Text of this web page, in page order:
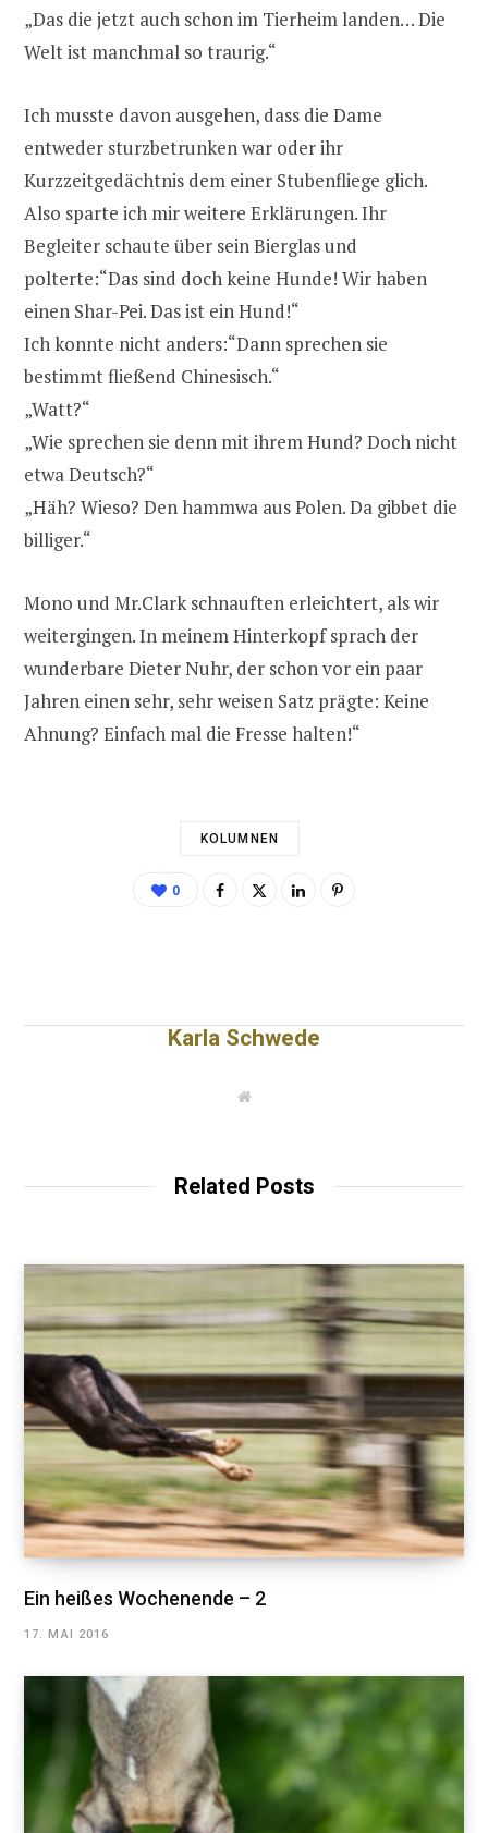
„Das die jetzt auch schon im Tierheim landen… Die
Welt ist manchmal so traurig.“
Ich musste davon ausgehen, dass die Dame
entweder sturzbetrunken war oder ihr
Kurzzeitgedächtnis dem einer Stubenfliege glich.
Also sparte ich mir weitere Erklärungen. Ihr
Begleiter schaute über sein Bierglas und
polterte:“Das sind doch keine Hunde! Wir haben
einen Shar-Pei. Das ist ein Hund!“
Ich konnte nicht anders:“Dann sprechen sie
bestimmt fließend Chinesisch.“
„Watt?“
„Wie sprechen sie denn mit ihrem Hund? Doch nicht
etwa Deutsch?“
„Häh? Wieso? Den hammwa aus Polen. Da gibbet die
billiger.“
Mono und Mr.Clark schnauften erleichtert, als wir
weitergingen. In meinem Hinterkopf sprach der
wunderbare Dieter Nuhr, der schon vor ein paar
Jahren einen sehr, sehr weisen Satz prägte: Keine
Ahnung? Einfach mal die Fresse halten!“
KOLUMNEN
0
Karla Schwede
W
Related Posts
Ein heißes Wochenende – 2
17. MAI 2016